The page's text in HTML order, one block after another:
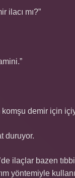
ilacı mı?”
demir için
duruyor.
ilaçlar bazen
yöntemiyle